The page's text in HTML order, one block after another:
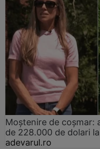
Moștenire de coșmar:
de 228.000 de dolari
adevarul.ro